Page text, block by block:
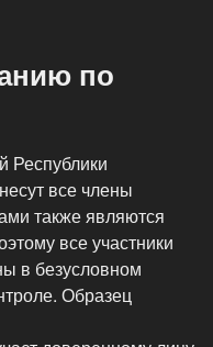
по
Республики
все члены
также являются
все участники
в безусловном
Образец